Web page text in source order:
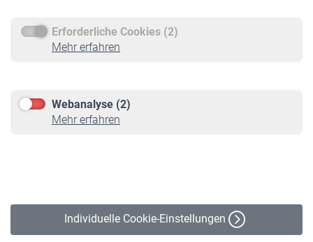
Erforderliche Cookies (2)
Mehr erfahren
Webanalyse (2)
Mehr erfahren
Individuelle Cookie-Einstellungen
Service
Informationen
Online-Rechner
VBLnewsletter
Erklärung zur Barrierefreiheit